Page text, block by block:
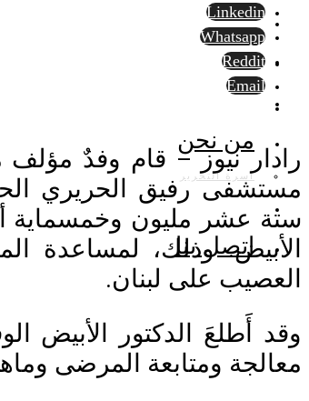
من نحن
أسرة التحرير
اتصل بنا
Linkedin
Whatsapp
Reddit
Email
رادار نيوز – قام وفدٌ مؤلف
ستة عشر مليون وخمسماية
الأبيض. وذلك، لمساعدة
العصيب على لبنان.
وقد أَطلعَ الدكتور الأبيض
معالجة ومتابعة المرضى